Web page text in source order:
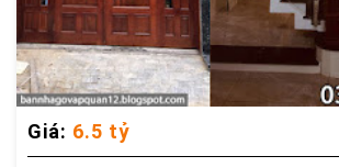
Giá: 6.5 tỷ